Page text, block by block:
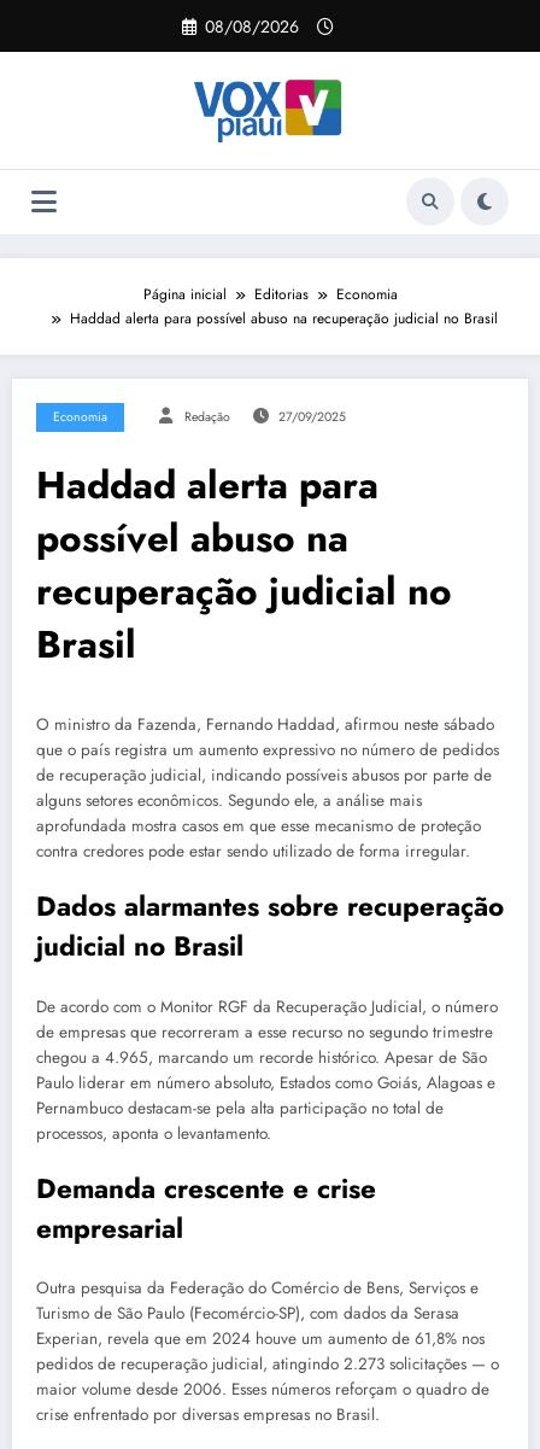
o
08/08/2026
Página inicial Editorias
Economia
Haddad alerta para possível abuso na recuperação judicial no Brasil
Economia Redação 27/09/2025
Haddad alerta para
possível abuso na
recuperação judicial no
Brasil
O ministro da Fazenda, Fernando Haddad, afirmou neste sábado
que o país registra um aumento expressivo no número de pedidos
de recuperação judicial, indicando possíveis abusos por parte de
alguns setores econômicos. Segundo ele, a análise mais
aprofundada mostra casos em que esse mecanismo de proteção
contra credores pode estar sendo utilizado de forma irregular.
Dados alarmantes sobre recuperação
judicial no Brasil
De acordo com o Monitor RGF da Recuperação Judicial, o número
de empresas que recorreram a esse recurso no segundo trimestre
chegou a 4.965, marcando um recorde histórico. Apesar de São
Paulo liderar em número absoluto, Estados como Goiás, Alagoas e
Pernambuco destacam-se pela alta participação no total de
processos, aponta o levantamento.
Demanda crescente e crise
empresarial
Outra pesquisa da Federação do Comércio de Bens, Serviços e
Turismo de São Paulo (Fecomércio-SP), com dados da Serasa
Experian, revela que em 2024 houve um aumento de 61,8% nos
pedidos de recuperação judicial, atingindo 2.273 solicitações — o
maior volume desde 2006. Esses números reforçam o quadro de
crise enfrentado por diversas empresas no Brasil.